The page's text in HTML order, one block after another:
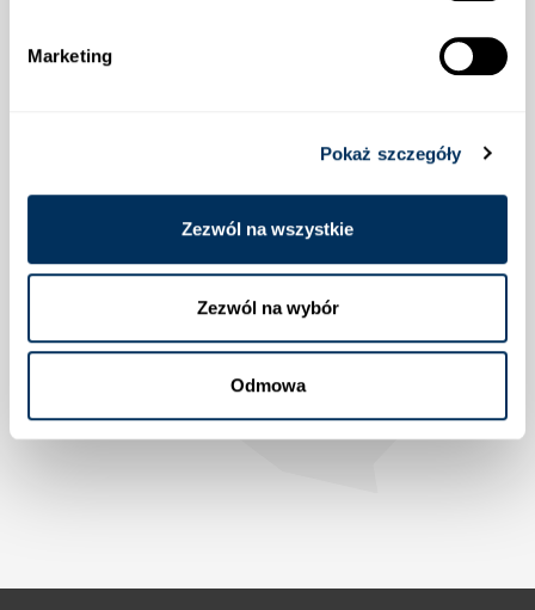
Marketing
Pokaż szczegóły
Zezwól na wszystkie
Zezwól na wybór
Odmowa